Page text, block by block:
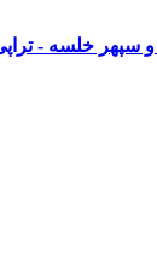
سپهر خلسه -